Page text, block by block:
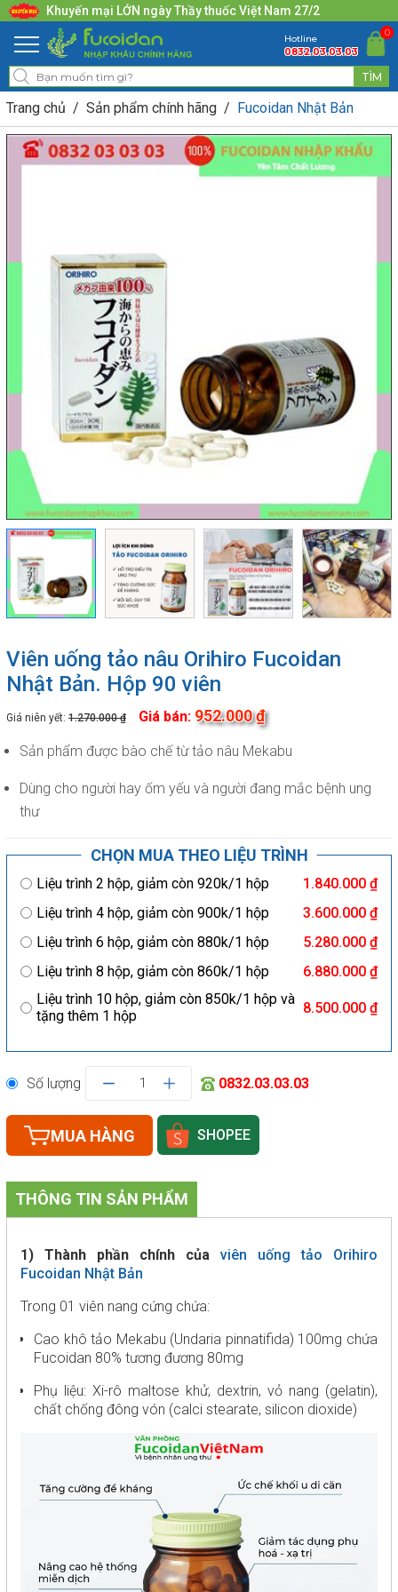
Khuyến mại LỚN ngày Thầy thuốc Việt Nam 27/2
0
Hotline
0832.03.03.03
Trang chủ Sản phẩm chính hãng Fucoidan Nhật Bản
Viên uống tảo nâu Orihiro Fucoidan
Nhật Bản. Hộp 90 viên
Giá niên yết: 1.270.000 ₫ Giá bán: 952.000 ₫
Sản phẩm được bào chế từ tảo nâu Mekabu
Dùng cho người hay ốm yếu và người đang mắc bệnh ung
thư
CHỌN MUA THEO LIỆU TRÌNH
Liệu trình 2 hộp, giảm còn 920k/1 hộp
1.840.000 ₫
Liệu trình 4 hộp, giảm còn 900k/1 hộp
3.600.000 ₫
Liệu trình 6 hộp, giảm còn 880k/1 hộp
5.280.000 ₫
Liệu trình 8 hộp, giảm còn 860k/1 hộp
6.880.000 ₫
Liệu trình 10 hộp, giảm còn 850k/1 hộp và
tặng thêm 1 hộp
8.500.000 ₫
Số lượng 1 0832.03.03.03
MUA HÀNG SHOPEE
THÔNG TIN SẢN PHẨM
1) Thành phần chính của viên uống tảo Orihiro
Fucoidan Nhật Bản
Trong 01 viên nang cứng chứa:
Cao khô tảo Mekabu (Undaria pinnatifida) 100mg chứa
Fucoidan 80% tương đương 80mg
Phụ liệu: Xi-rô maltose khử, dextrin, vỏ nang (gelatin),
chất chống đông vón (calci stearate, silicon dioxide)